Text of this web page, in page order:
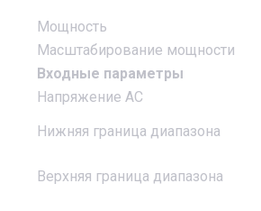
Мощность
Масштабирование мощности
Входные параметры
Напряжение AC
Нижняя граница диапазона
Верхняя граница диапазона